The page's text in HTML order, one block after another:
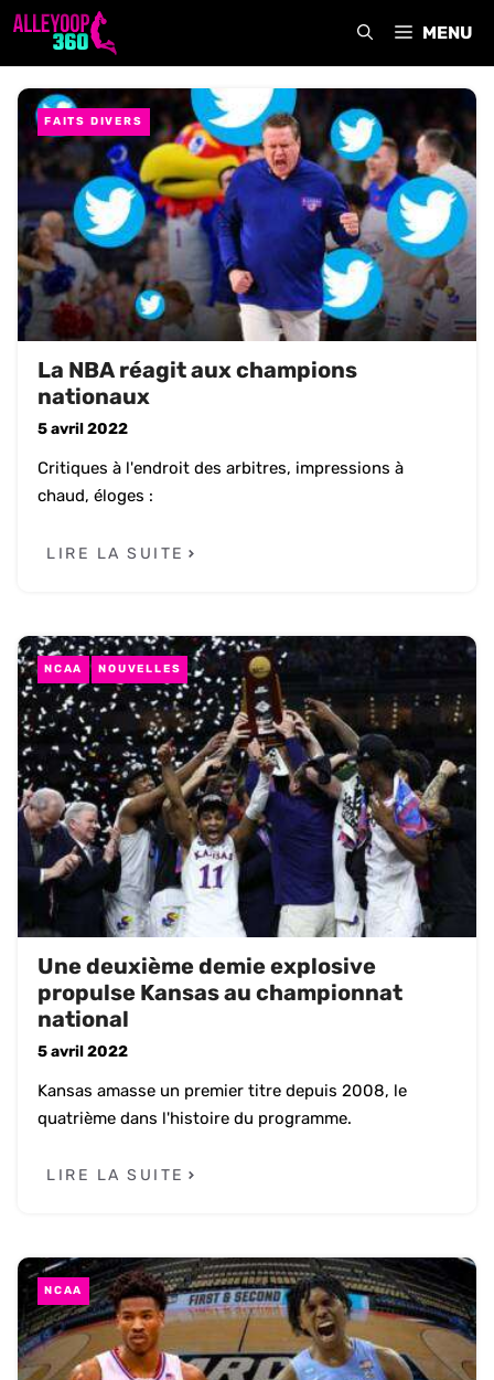
Aller
MENU
FAITS DIVERS
La NBA réagit aux champions
nationaux
5 avril 2022
Critiques à l'endroit des arbitres, impressions à
chaud, éloges :
LIRE LA SUITE
NCAA NOUVELLES
Une deuxième demie explosive
propulse Kansas au championnat
national
5 avril 2022
Kansas amasse un premier titre depuis 2008, le
quatrième dans l'histoire du programme.
LIRE LA SUITE
NCAA